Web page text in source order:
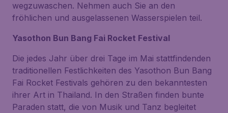
wegzuwaschen. Nehmen auch Sie an den
fröhlichen und ausgelassenen Wasserspielen teil.
Yasothon Bun Bang Fai Rocket Festival
Die jedes Jahr über drei Tage im Mai stattfindenden
traditionellen Festlichkeiten des Yasothon Bun Bang
Fai Rocket Festivals gehören zu den bekanntesten
ihrer Art in Thailand. In den Straßen finden bunte
Paraden statt, die von Musik und Tanz begleitet